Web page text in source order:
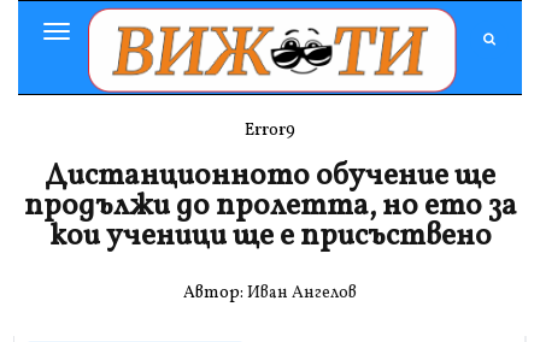
Toggle
Navigation
Error9
Дистанционното обучение ще
продължи до пролетта, но ето за
кои ученици ще е присъствено
Автор: Иван Ангелов